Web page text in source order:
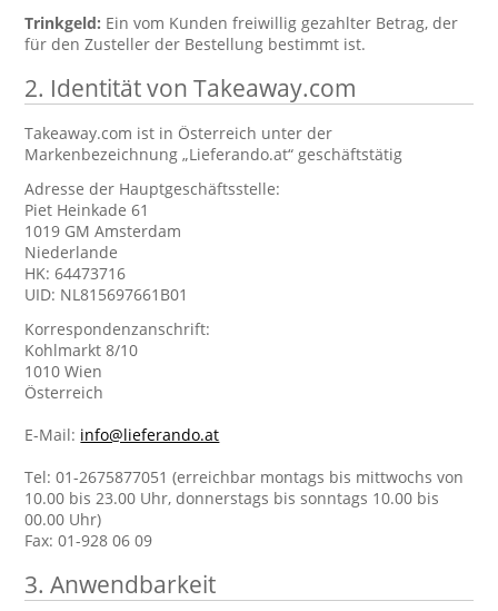
Trinkgeld: Ein vom Kunden freiwillig gezahlter Betrag, der
für den Zusteller der Bestellung bestimmt ist.
2. Identität von Takeaway.com
Takeaway.com ist in Österreich unter der
Markenbezeichnung „Lieferando.at“ geschäftstätig
Adresse der Hauptgeschäftsstelle:
Piet Heinkade 61
1019 GM Amsterdam
Niederlande
HK: 64473716
UID: NL815697661B01
Korrespondenzanschrift:
Kohlmarkt 8/10
1010 Wien
Österreich
E-Mail: info@lieferando.at
Tel: 01-2675877051 (erreichbar montags bis mittwochs von
10.00 bis 23.00 Uhr, donnerstags bis sonntags 10.00 bis
00.00 Uhr)
Fax: 01-928 06 09
3. Anwendbarkeit